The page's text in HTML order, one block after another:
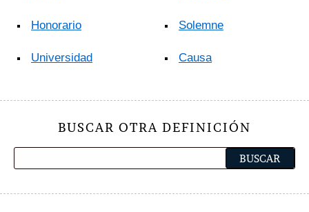
Honorario
Universidad
Solemne
Causa
BUSCAR OTRA DEFINICIÓN